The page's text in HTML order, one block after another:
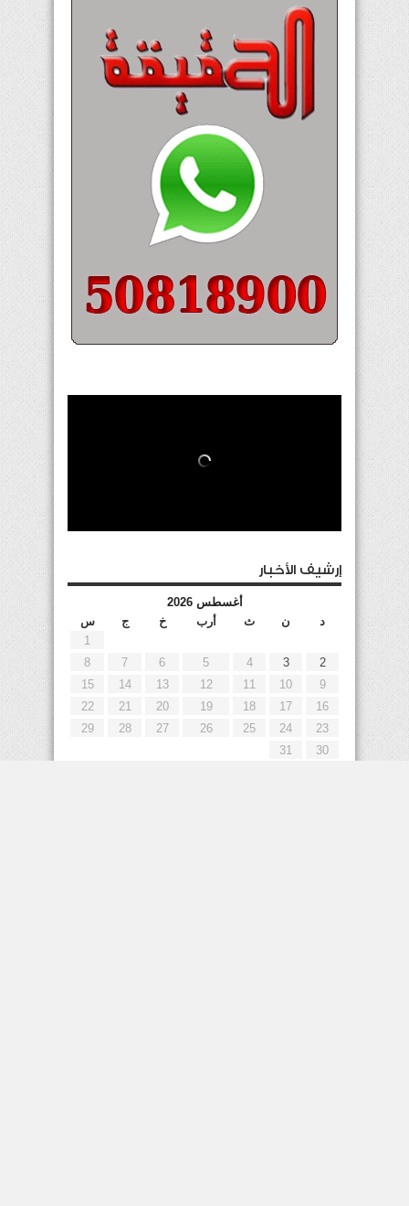
إرشيف الأخبار
أغسطس 2026
د
ن ث أرب خ ج
س
1
2
3
4
5
6
7
8
9
10
11
12
13
14
15
16
17
18
19
20
21
22
23
24
25
26
27
28
29
30
31